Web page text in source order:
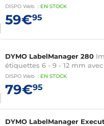
DISPO Web : EN STOCK
59€95
DYMO LabelManager 280
étiquettes 6 - 9 - 12 mm avec
DISPO Web : EN STOCK
79€95
DYMO LabelManager